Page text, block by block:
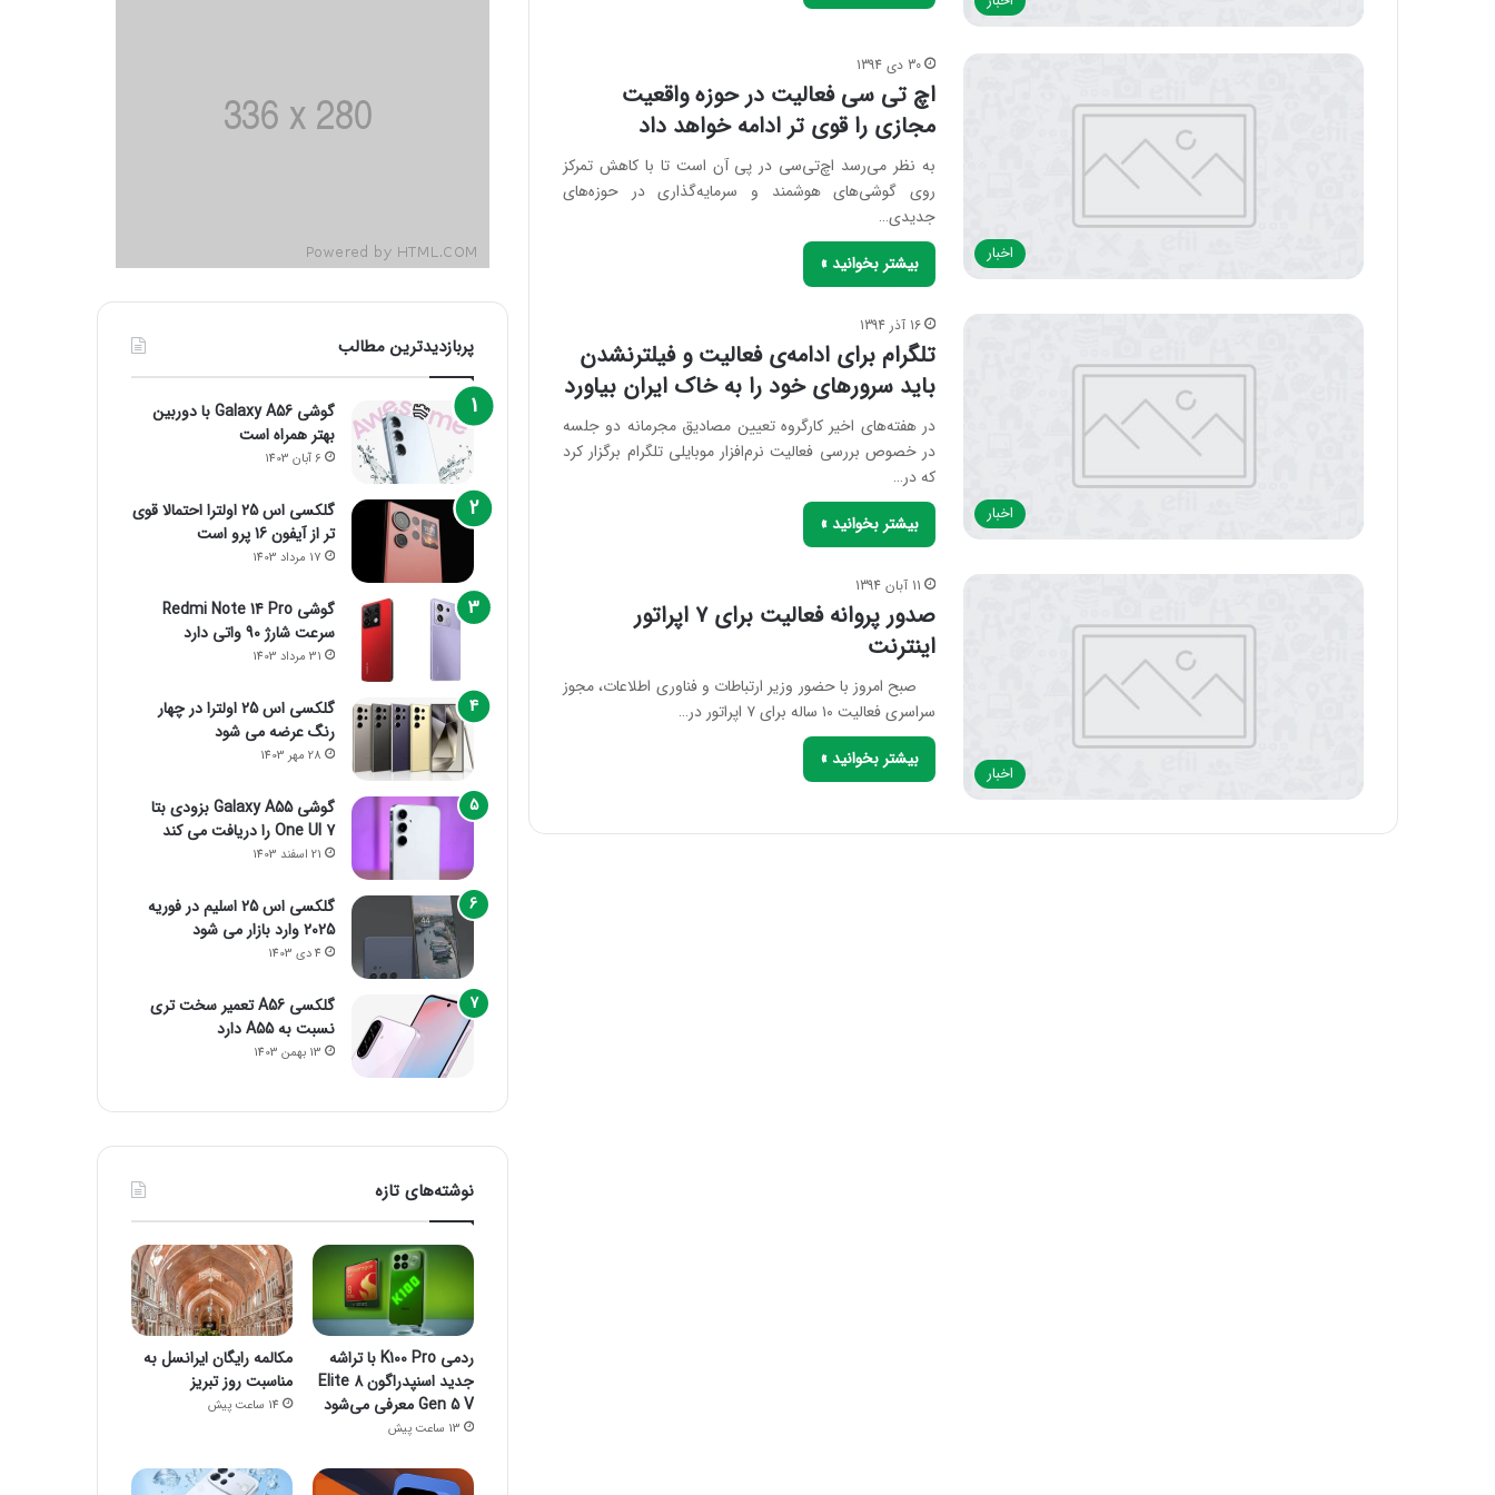
اخبار
30 دی 1394
اچ تی سی فعالیت در حوزه واقعیت
مجازی را قوی تر ادامه خواهد داد
به نظر می‌رسد اچ‌تی‌سی در پی آن است تا با کاهش تمرکز
روی گوشی‌های هوشمند و سرمایه‌گذاری‌ در حوزه‌های
جدیدی…
بیشتر بخوانید »
اخبار
16 آذر 1394
تلگرام برای ادامه‌ی فعالیت و فیلترنشدن
باید سرورهای خود را به خاک ایران بیاورد
در هفته‌های اخیر کارگروه تعیین مصادیق مجرمانه دو جلسه
در خصوص بررسی فعالیت نرم‌افزار موبایلی تلگرام برگزار کرد
که در…
بیشتر بخوانید »
اخبار
11 آبان 1394
صدور پروانه فعالیت برای ۷ اپراتور
اینترنت
صبح امروز با حضور وزیر ارتباطات و فناوری اطلاعات، مجوز
سراسری فعالیت ۱۰ ساله برای ۷ اپراتور در…
بیشتر بخوانید »
پربازدیدترین مطالب
گوشی Galaxy A56 با دوربین
بهتر همراه است
6 آبان 1403
گلکسی اس 25 اولترا احتمالا قوی
تر از آیفون 16 پرو است
17 مرداد 1403
گوشی Redmi Note 14 Pro
سرعت شارژ 90 واتی دارد
31 مرداد 1403
گلکسی اس 25 اولترا در چهار
رنگ عرضه می شود
28 مهر 1403
گوشی Galaxy A55 بزودی بتا
One UI 7 را دریافت می کند
21 اسفند 1403
گلکسی اس 25 اسلیم در فوریه
2025 وارد بازار می شود
4 دی 1403
گلکسی A56 تعمیر سخت تری
نسبت به A55 دارد
13 بهمن 1403
نوشته‌های تازه
ردمی K100 Pro با تراشه
جدید اسنپدراگون 8 Elite
Gen 5 V معرفی می‌شود
13 ساعت پیش
مکالمه رایگان ایرانسل به
مناسبت روز تبریز
14 ساعت پیش